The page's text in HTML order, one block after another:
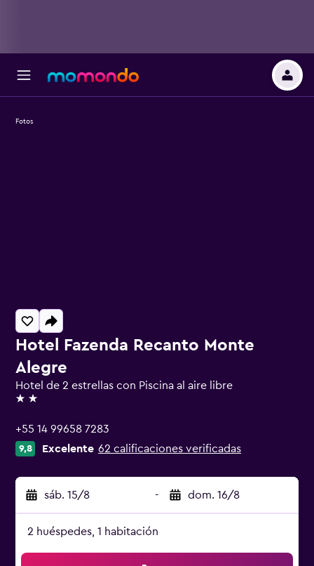
Hotel Fazenda Recanto Monte
Alegre
Hotel de 2 estrellas con Piscina al aire libre
2 estrellas
+55 14 99658 7283
9,8 Excelente 62 calificaciones verificadas
sáb. 15/8 - dom. 16/8
2 huéspedes, 1 habitación
Fotos